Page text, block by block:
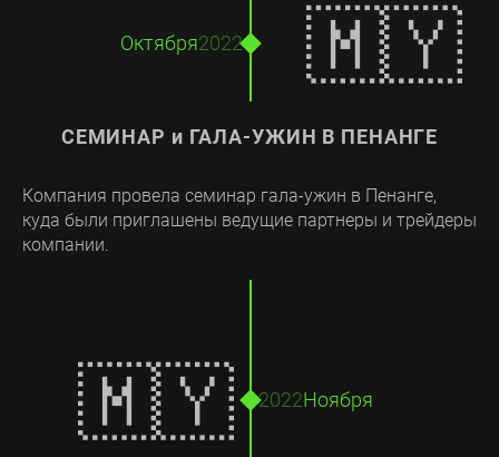
СЕМИНАР и ГАЛА-УЖИН В ПЕНАНГЕ
Компания провела семинар гала-ужин в Пенанге,
куда были приглашены ведущие партнеры и трейдеры
компании.
Октября2022 🇲🇾
Ноября
2022
🇲🇾